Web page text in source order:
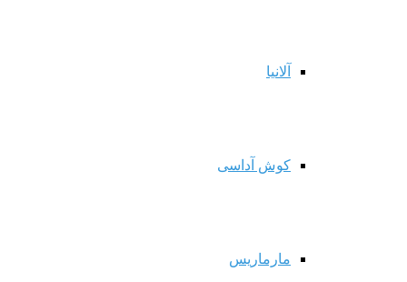
آلانیا
کوش آداسی
مارماریس